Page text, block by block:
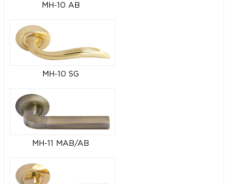
MH-10 AB
MH-10 SG
MH-11 MAB/AB